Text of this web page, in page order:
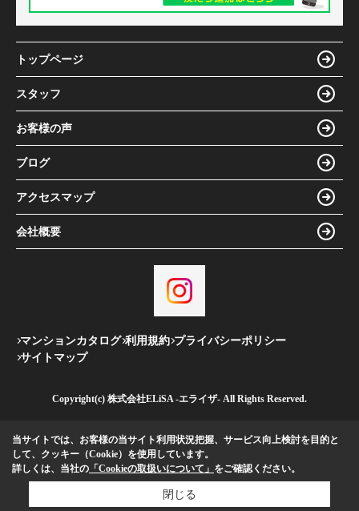
トップページ
スタッフ
お客様の声
ブログ
アクセスマップ
会社概要
マンションカタログ 利用規約 プライバシーポリシー
サイトマップ
Copyright(c) 株式会社ELiSA -エライザ- All Rights Reserved.
当サイトでは、お客様の当サイト利用状況把握、サービス向上検討を目的と
して、クッキー（Cookie）を使用しています。
詳しくは、当社の 「Cookieの取扱いについて」 をご確認ください。
閉じる